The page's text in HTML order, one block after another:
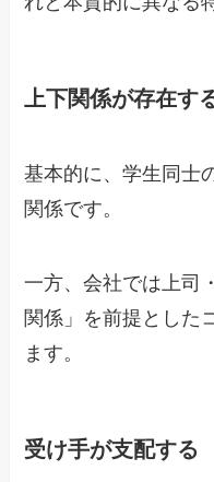
上下関係が存在す
基本的に、学生同士
関係です。
一方、会社では上司
関係」を前提とした
ます。
受け手が支配する